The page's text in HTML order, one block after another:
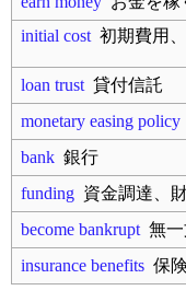
initial cost 初期費用
loan trust 貸付信託
monetary easing policy
bank 銀行
funding 資金調達、
become bankrupt 無
insurance benefits 保